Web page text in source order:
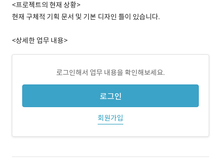
<프로젝트의 현재 상황>
현재 구체적 기획 문서 및 기본 디자인 틀이 있습니다.
<상세한 업무 내용>
로그인해서 업무 내용을 확인해보세요.
로그인
회원가입